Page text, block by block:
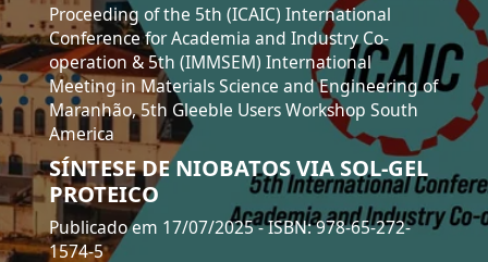
Proceeding of the 5th (ICAIC) International
Conference for Academia and Industry Co-
operation & 5th (IMMSEM) International
Meeting in Materials Science and Engineering of
Maranhão, 5th Gleeble Users Workshop South
America
SÍNTESE DE NIOBATOS VIA SOL-GEL
PROTEICO
Publicado em 17/07/2025- ISBN: 978-65-272-
1574-5